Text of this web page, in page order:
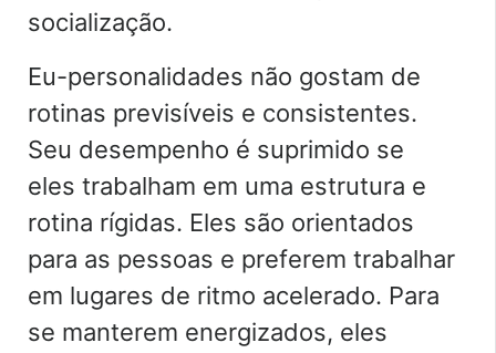
socialização.
Eu-personalidades não gostam de
rotinas previsíveis e consistentes.
Seu desempenho é suprimido se
eles trabalham em uma estrutura e
rotina rígidas. Eles são orientados
para as pessoas e preferem trabalhar
em lugares de ritmo acelerado. Para
se manterem energizados, eles